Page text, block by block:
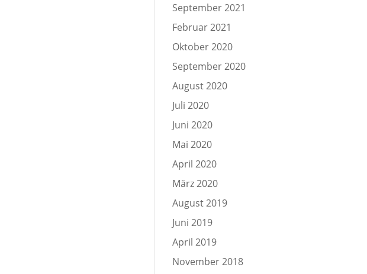
September 2021
Februar 2021
Oktober 2020
September 2020
August 2020
Juli 2020
Juni 2020
Mai 2020
April 2020
März 2020
August 2019
Juni 2019
April 2019
November 2018